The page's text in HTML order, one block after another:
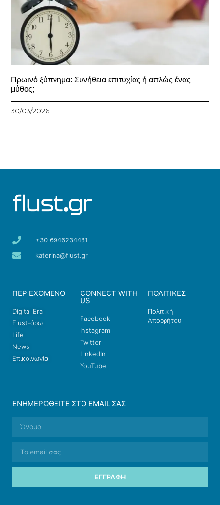
Πρωινό ξύπνημα: Συνήθεια επιτυχίας ή απλώς ένας
μύθος;
30/03/2026
+30 6946234481
katerina@flust.gr
ΠΕΡΙΕΧΟΜΕΝΟ
Digital Era
Flust-άρω
Life
News
Επικοινωνία
CONNECT WITH
US
Facebook
Instagram
Twitter
LinkedIn
YouTube
ΠΟΛΙΤΙΚΕΣ
Πολιτική
Απορρήτου
ΕΝΗΜΕΡΩΘΕΊΤΕ ΣΤΟ EMAIL ΣΑΣ
ΕΓΓΡΑΦΉ